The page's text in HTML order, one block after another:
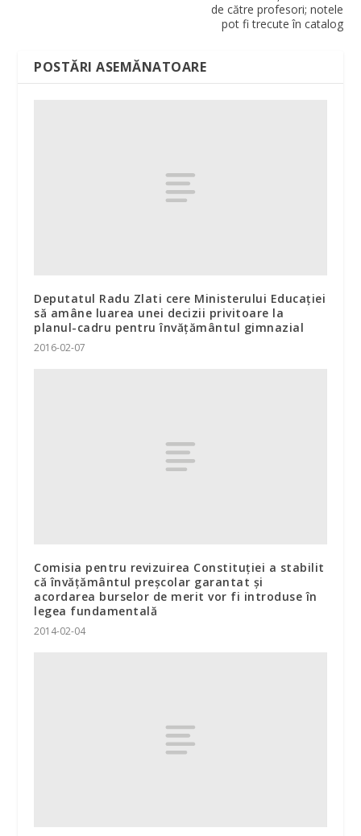
de către profesori; notele
pot fi trecute în catalog
POSTĂRI ASEMĂNATOARE
Deputatul Radu Zlati cere Ministerului Educaţiei
să amâne luarea unei decizii privitoare la
planul-cadru pentru învăţământul gimnazial
2016-02-07
Comisia pentru revizuirea Constituției a stabilit
că învățământul preșcolar garantat și
acordarea burselor de merit vor fi introduse în
legea fundamentală
2014-02-04